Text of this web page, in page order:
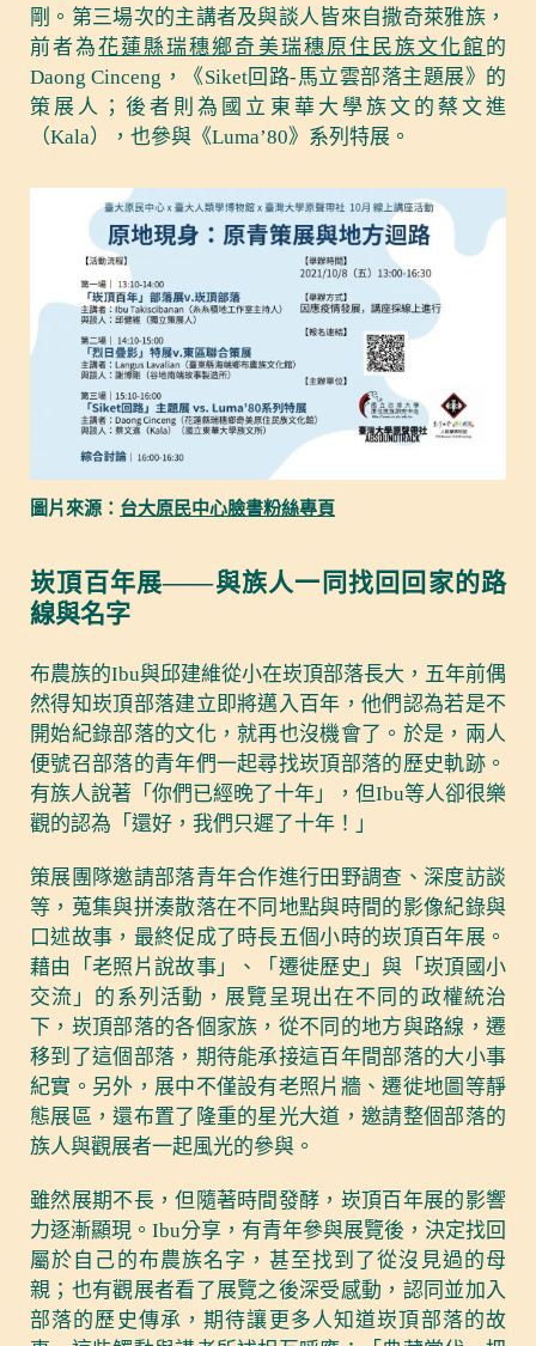
剛。第三場次的主講者及與談人皆來自撒奇萊雅族，
前者為花蓮縣瑞穗鄉奇美瑞穗原住民族文化館 的
Daong Cinceng，《Siket回路-馬立雲部落主題展》的
策展人；後者則為國立東華大學族文的蔡文進
（Kala），也參與《Luma’80》系列特展。
圖片來源： 台大原民中心臉書粉絲專頁
崁頂百年展——與族人一同找回回家的路
線與名字
布農族的Ibu與邱建維從小在崁頂部落長大，五年前偶
然得知崁頂部落建立即將邁入百年，他們認為若是不
開始紀錄部落的文化，就再也沒機會了。於是，兩人
便號召部落的青年們一起尋找崁頂部落的歷史軌跡。
有族人說著「你們已經晚了十年」，但Ibu等人卻很樂
觀的認為「還好，我們只遲了十年！」
策展團隊邀請部落青年合作進行田野調查、深度訪談
等，蒐集與拼湊散落在不同地點與時間的影像紀錄與
口述故事，最終促成了時長五個小時的崁頂百年展。
藉由「老照片說故事」、「遷徙歷史」與「崁頂國小
交流」的系列活動，展覽呈現出在不同的政權統治
下，崁頂部落的各個家族，從不同的地方與路線，遷
移到了這個部落，期待能承接這百年間部落的大小事
紀實。另外，展中不僅設有老照片牆、遷徙地圖等靜
態展區，還布置了隆重的星光大道，邀請整個部落的
族人與觀展者一起風光的參與。
雖然展期不長，但隨著時間發酵，崁頂百年展的影響
力逐漸顯現。Ibu分享，有青年參與展覽後，決定找回
屬於自己的布農族名字，甚至找到了從沒見過的母
親；也有觀展者看了展覽之後深受感動，認同並加入
部落的歷史傳承，期待讓更多人知道崁頂部落的故